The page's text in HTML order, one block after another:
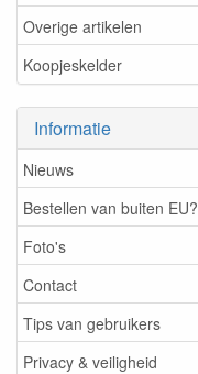
Overige artikelen
Koopjeskelder
Informatie
Nieuws
Bestellen van buiten EU?
Foto's
Contact
Tips van gebruikers
Privacy & veiligheid